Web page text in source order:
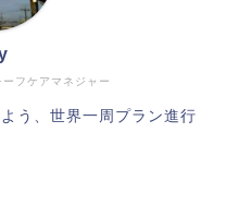
フケアマネジャー
う、世界一周プラン進行